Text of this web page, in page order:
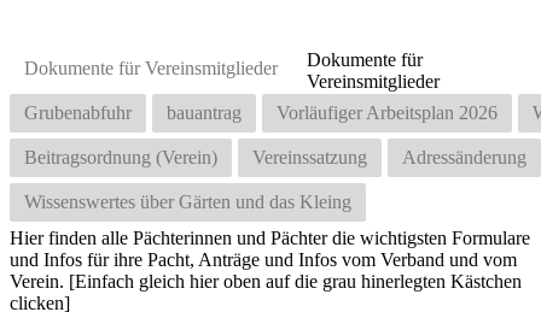
Dokumente für Vereinsmitglieder
Grubenabfuhr bauantrag Vorläufiger Arbeitsplan 2026
Beitragsordnung (Verein) Vereinssatzung Adressänderung
Wissenswertes über Gärten und das Kleing
Dokumente für
Vereinsmitglieder
Hier finden alle Pächterinnen und Pächter die wichtigsten Formulare
und Infos für ihre Pacht, Anträge und Infos vom Verband und vom
Verein. [Einfach gleich hier oben auf die grau hinerlegten Kästchen
clicken]